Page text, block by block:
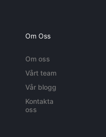
Om Oss
Om oss
Vårt team
Vår blogg
Kontakta
oss